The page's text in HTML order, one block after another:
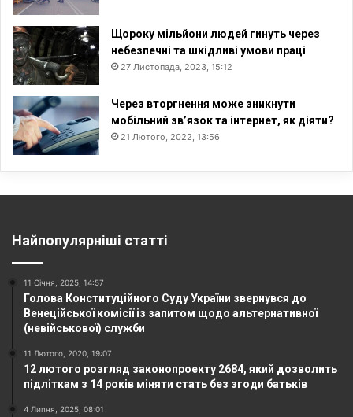
Щороку мільйони людей гинуть через
небезпечні та шкідливі умови праці
27 Листопада, 2023, 15:12
Через вторгнення може зникнути
мобільний зв’язок та інтернет, як діяти?
21 Лютого, 2022, 13:56
Найпопулярніші статті
11 Січня, 2025, 14:57
Голова Конституційного Суду України звернувся до
Венеційської комісії із запитом щодо альтернативної
(невійськової) служби
11 Лютого, 2020, 19:07
12 лютого розгляд законопроекту 2684, який дозволить
підліткам з 14 років міняти стать без згоди батьків
4 Липня, 2025, 08:01